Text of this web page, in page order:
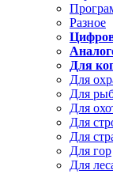
Разное
Для
Для
Для
Для
Для
Для
Для гор
Для